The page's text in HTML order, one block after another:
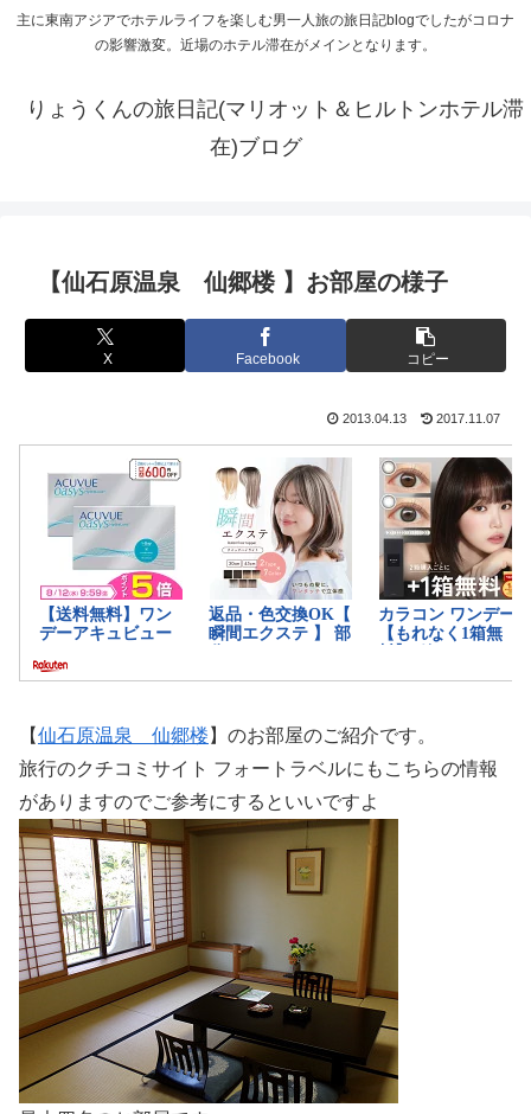
主に東南アジアでホテルライフを楽しむ男一人旅の旅日記blogでしたがコロナ
の影響激変。近場のホテル滞在がメインとなります。
りょうくんの旅日記(マリオット＆ヒルトンホテル滞
在)ブログ
【仙石原温泉 仙郷楼 】お部屋の様子
X Facebook コピー
2013.04.13 2017.11.07
【仙石原温泉 仙郷楼 】のお部屋のご紹介です。
旅行のクチコミサイト フォートラベルにもこちらの情報
がありますのでご参考にするといいですよ